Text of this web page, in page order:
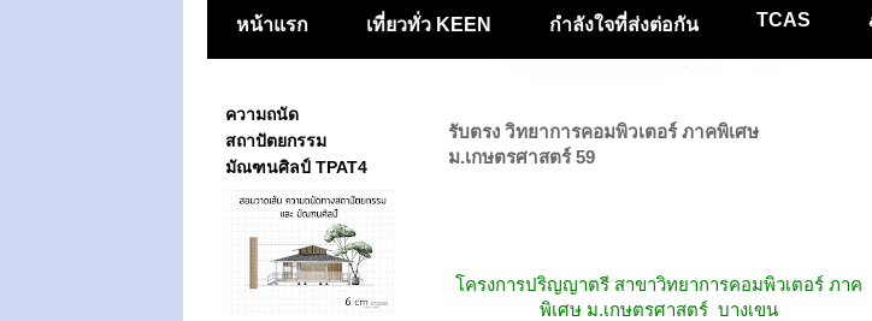
หน้าแรก เที่ยวทั่ว KEEN กำลังใจที่ส่งต่อกัน TCAS
รับตรง วิทยาการคอมพิวเตอร์ ภาคพิเศษ
ม.เกษตรศาสตร์ 59
โครงการปริญญาตรี สาขาวิทยาการคอมพิวเตอร์ ภาค
พิเศษ ม.เกษตรศาสตร์ บางเขน
ความถนัด
สถาปัตยกรรม
มัณฑนศิลป์ TPAT4